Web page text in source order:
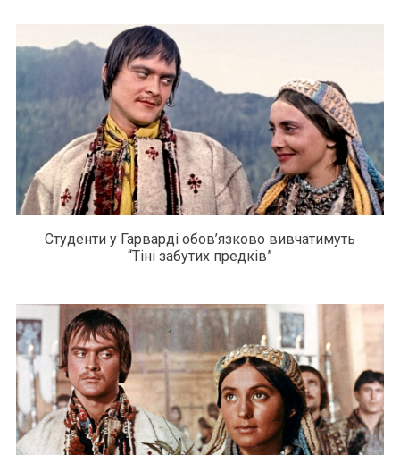
Студенти у Гарварді обов’язково вивчатимуть
“Тіні забутих предків”